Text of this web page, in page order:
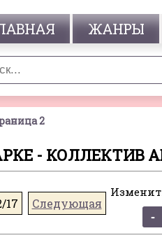
ЖАНРЫ
2
- КОЛЛЕКТИВ
17 Следующая